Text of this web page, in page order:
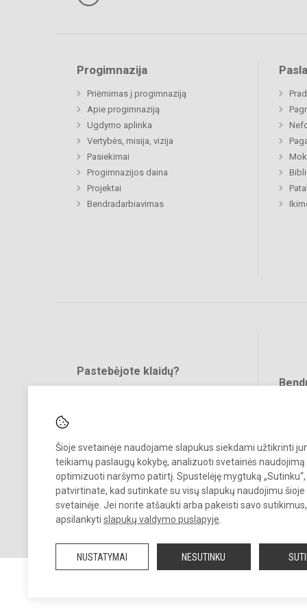
Šioje svetainėje naudojame slapukus siekdami užtikrinti
teikiamų paslaugų kokybę, analizuoti svetainės naudojimą
optimizuoti naršymo patirtį. Spustelėję mygtuką „Sutinku“,
patvirtinate, kad sutinkate su visų slapukų naudojimu šioje
svetainėje. Jei norite atšaukti arba pakeisti savo
apsilankyti slapukų valdymo puslapyje
NUSTATYMAI NESUTINKU
Progimnazija
Priėmimas į progimnaziją
Apie progimnaziją
Ugdymo aplinka
Vertybės, misija, vizija
Pasiekimai
Progimnazijos daina
Projektai
Bendradarbiavimas
Pastebėjote klaidų?
© 2021. Panevėžio r. Dembavos progimnazija. Visos teisės
Kopijuoti turinį be raštiško progimnazijos sutikimo griežtai